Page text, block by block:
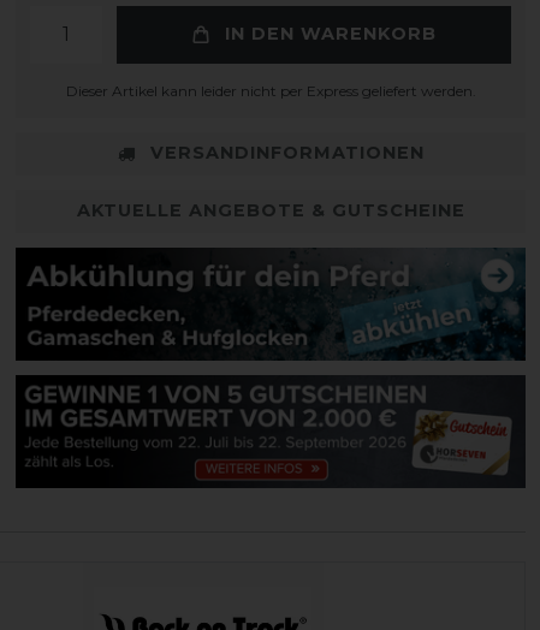
IN DEN WARENKORB
Dieser Artikel kann leider nicht per Express geliefert werden.
VERSANDINFORMATIONEN
AKTUELLE ANGEBOTE & GUTSCHEINE